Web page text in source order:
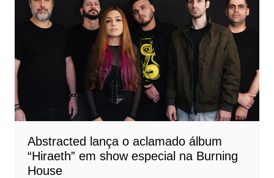
Abstracted lança o aclamado álbum
“Hiraeth” em show especial na Burning
House